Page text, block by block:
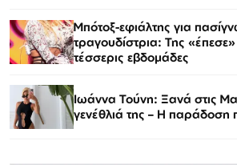
Μπότοξ-εφιάλτης για
τραγουδίστρια: Της
τέσσερις εβδομάδες
Ιωάννα Τούνη: Ξανά στις
γενέθλιά της – Η παράδοση